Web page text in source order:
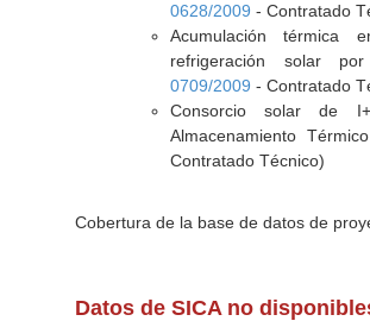
0628/2009 - Contratado
Acumulación térmica
refrigeración solar
0709/2009 - Contratado
Consorcio solar de
Almacenamiento
Contratado Técnico)
Cobertura de la base de datos de
Datos de SICA no